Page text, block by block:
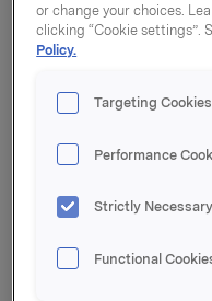
Løk
Knasende godt
or change your choices.
clicking “Cookie settings”.
Policy.
Targeting Cookies
Performance
Strictly
Functional